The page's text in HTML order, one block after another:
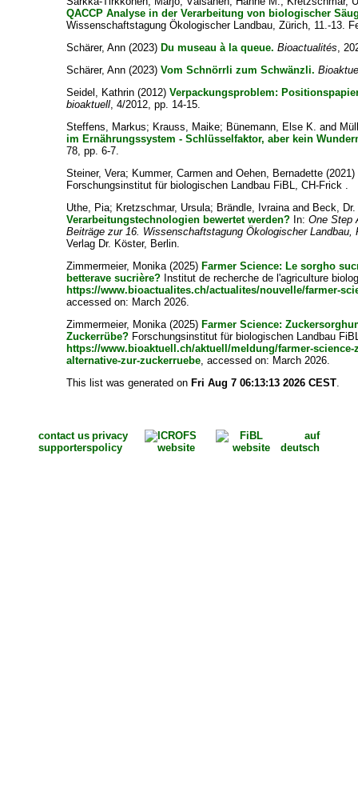
QACCP Analyse in der Verarbeitung von biologischer
Wissenschaftstagung Ökologischer Landbau, Zürich, 11.-13.
Schärer, Ann (2023) Du museau à la queue. Bioactualités,
Schärer, Ann (2023)Vom Schnörrli zum Schwänzli.
Seidel, Kathrin (2012)Verpackungsproblem:
bioaktuell, 4/2012, pp. 14-15.
Steffens, Markus; Krauss, Maike; Bünemann, Else K. and
im Ernährungssystem - Schlüsselfaktor, aber kein
78, pp. 6-7.
Steiner, Vera; Kummer, Carmen andOehen, Bernadette (2021)
Forschungsinstitut für biologischen Landbau FiBL, CH-Frick .
Uthe, Pia; Kretzschmar, Ursula; Brändle, Ivrainaand Beck,
Verarbeitungstechnologien bewertet werden? In:One Step
Beiträge zur 16. Wissenschaftstagung Ökologischer
Verlag Dr. Köster, Berlin.
Zimmermeier, Monika(2025) Farmer Science: Le sorgho
betterave sucrière? Institut de recherche de l'agriculture
https://www.bioactualites.ch/actualites/nouvelle/farmer-
accessed on: March 2026.
Zimmermeier, Monika(2025) Farmer Science:
Zuckerrübe? Forschungsinstitut für biologischen Landbau
https://www.bioaktuell.ch/aktuell/meldung/farmer-
alternative-zur-zuckerruebe, accessed on: March 2026.
This list was generated on Fri Aug 7 06:13:13 2026 CEST.
contact us
supporters
privacy
policy
auf
deutsch